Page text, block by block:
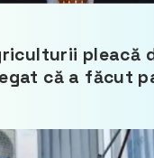
pleacă
că a făcut